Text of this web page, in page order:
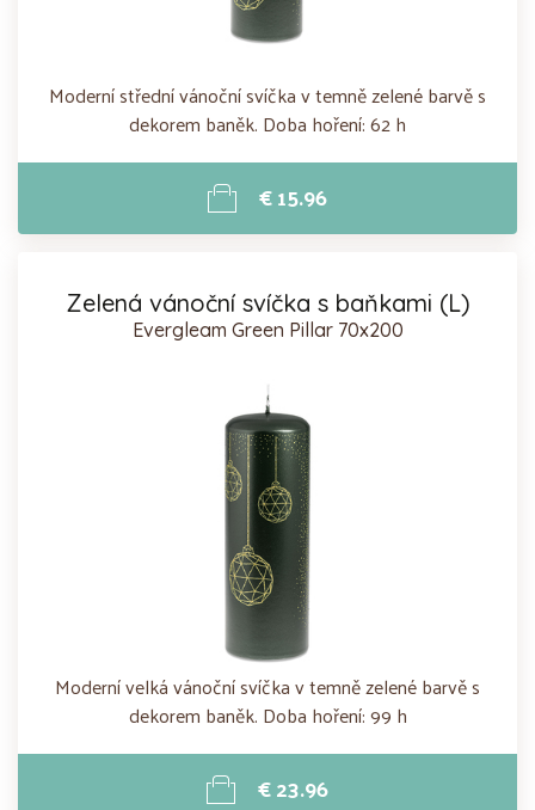
Moderní střední vánoční svíčka v temně zelené barvě s
dekorem baněk. Doba hoření: 62 h
€ 15.96
Zelená vánoční svíčka s baňkami (L)
Evergleam Green Pillar 70x200
Moderní velká vánoční svíčka v temně zelené barvě s
dekorem baněk. Doba hoření: 99 h
€ 23.96